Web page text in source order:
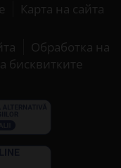
Карта на сайта
Обработка на
бисквитките